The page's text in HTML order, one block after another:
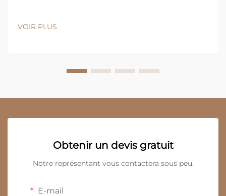
VOIR PLUS
Obtenir un devis gratuit
Notre représentant vous contactera sous peu.
E-mail